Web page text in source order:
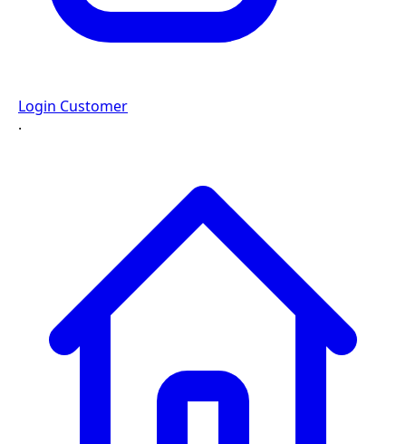
Login Customer
·